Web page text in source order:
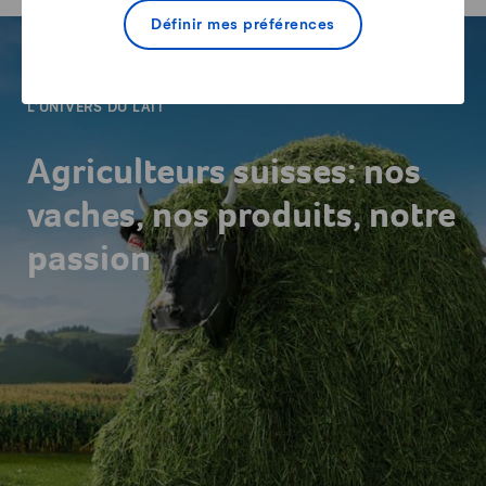
Définir mes préférences
L'UNIVERS DU LAIT
Agriculteurs suisses: nos
vaches, nos produits, notre
passion